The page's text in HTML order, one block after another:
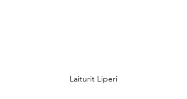
Laiturit Liperi